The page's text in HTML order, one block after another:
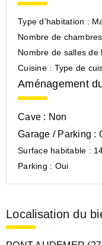
Type d'habitation :
Nombre de
Nombre de salles de
Cuisine : Type de
Aménagement
Cave : Non
Garage / Parking :
Surface habitable :
Parking : Oui
Localisation du